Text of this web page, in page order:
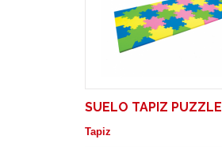
SUELO TAPIZ PUZZLE
Tapiz